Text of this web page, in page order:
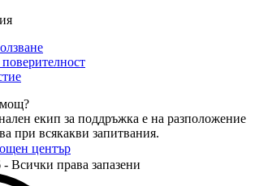
екип за поддръжка е на разположение
при всякакви запитвания.
център
Всички права запазени